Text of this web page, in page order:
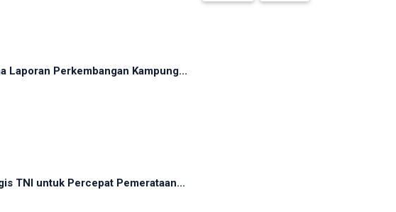
Laporan Perkembangan Kampung...
TNI untuk Percepat Pemerataan...